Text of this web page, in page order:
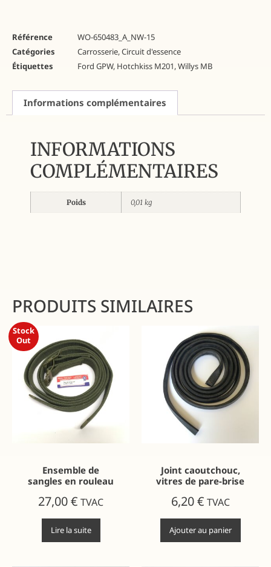
Référence
WO-650483_A_NW-15
Catégories
Carrosserie,Circuit d'essence
Étiquettes
Ford GPW, Hotchkiss M201,Willys MB
Informations complémentaires
INFORMATIONS
COMPLÉMENTAIRES
Poids 0,01 kg
PRODUITS SIMILAIRES
Stock
Out
Ensemble de
sangles en rouleau
27,00€ TVAC
Lire la suite
Joint caoutchouc,
vitres de pare-brise
6,20€ TVAC
Ajouter au panier